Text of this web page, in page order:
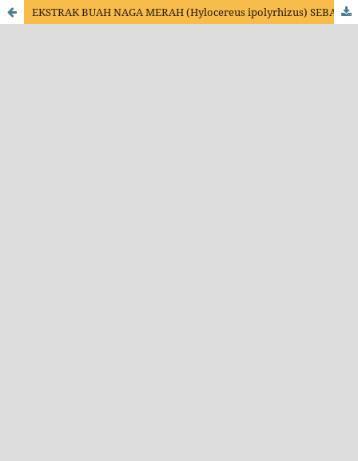
EKSTRAK BUAH NAGA MERAH (Hylocereus ipolyrhizus) SEBAGAI PENGGANTI EOSIN PADA PEWARNAAN SEDIAAN SITOLOGI EPITEL MUKOSA MULUT